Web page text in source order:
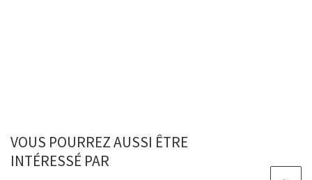
VOUS POURREZ AUSSI ÊTRE
INTÉRESSÉ PAR